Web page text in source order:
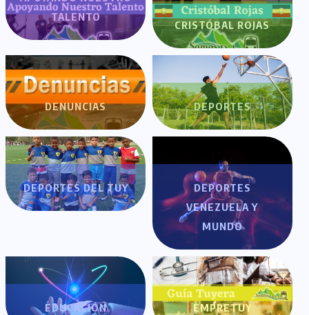
TALENTO
CRISTÓBAL ROJAS
DENUNCIAS DEPORTES
DEPORTES DEL TUY
DEPORTES
VENEZUELA Y
MUNDO
EDUCACIÓN EMPRETUY